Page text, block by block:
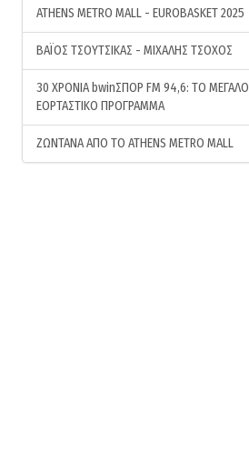
ATHENS METRO MALL - EUROBASKET 2025
ΒΑΪΟΣ ΤΣΟΥΤΣΙΚΑΣ - ΜΙΧΑΛΗΣ ΤΣΟΧΟΣ
30 ΧΡΟΝΙΑ bwinΣΠΟΡ FM 94,6: ΤΟ ΜΕΓΑΛΟ
ΕΟΡΤΑΣΤΙΚΟ ΠΡΟΓΡΑΜΜΑ
ΖΩΝΤΑΝΑ ΑΠΟ ΤΟ ATHENS METRO MALL